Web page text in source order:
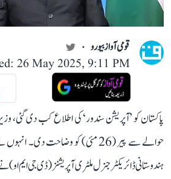
قومی آواز بیورو
26 May 2025, 9:11 PM
پاکستان کو ’آپریشن سندور‘ کی اطلاع کب دی
حوالے سے پیر (26 مئی) کو وضاحت دی۔
ہندوستانی ڈائریکٹر جنرل ملٹری آپریشنز (ڈی جی ایم